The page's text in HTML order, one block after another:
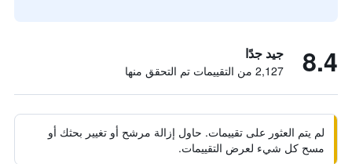
8.4 جيد جدًا
2,127 من التقييمات تم التحقق منها
لم يتم العثور على تقييمات. حاول إزالة مرشح أو تغيير بحثك أو
مسح كل شيء لعرض التقييمات.